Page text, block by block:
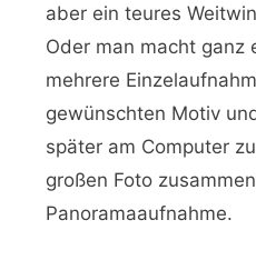
aber ein teures
Oder man macht ganz
mehrere
gewünschten Motiv
später am Computer
großen Foto
Panoramaaufnahme.